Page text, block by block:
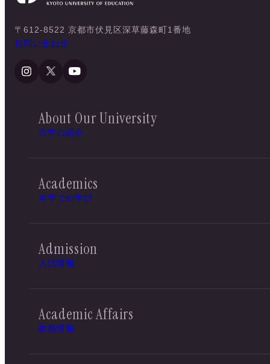
〒612-8522 京都市伏見区深草藤森町1番地
お問い合わせ
About Our University
大学の紹介
Academics
本学での学び
Admission
入試情報
Academic Affairs
教務情報